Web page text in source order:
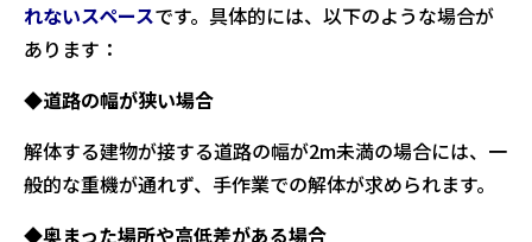
れないスペースです。具体的には、以下のような場合が
あります：
◆道路の幅が狭い場合
解体する建物が接する道路の幅が2m未満の場合には、一
般的な重機が通れず、手作業での解体が求められます。
◆奥まった場所や高低差がある場合